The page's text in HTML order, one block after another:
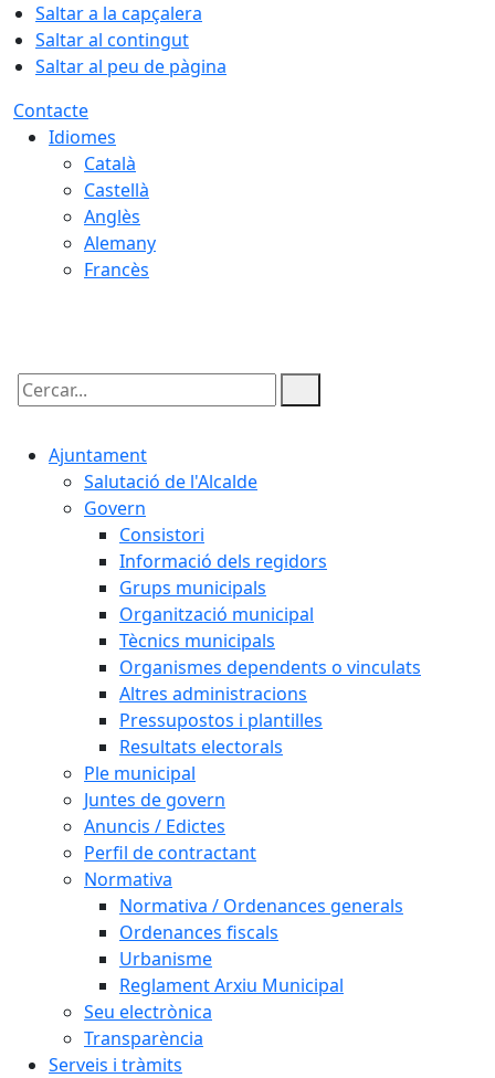
Saltar a la capçalera
Saltar al contingut
Saltar al peu de pàgina
Contacte
Idiomes
Català
Castellà
Anglès
Alemany
Francès
Cercar:
Ajuntament
Salutació de l'Alcalde
Govern
Consistori
Informació dels regidors
Grups municipals
Organització municipal
Tècnics municipals
Organismes dependents o vinculats
Altres administracions
Pressupostos i plantilles
Resultats electorals
Ple municipal
Juntes de govern
Anuncis / Edictes
Perfil de contractant
Normativa
Normativa / Ordenances generals
Ordenances fiscals
Urbanisme
Reglament Arxiu Municipal
Seu electrònica
Transparència
Serveis i tràmits